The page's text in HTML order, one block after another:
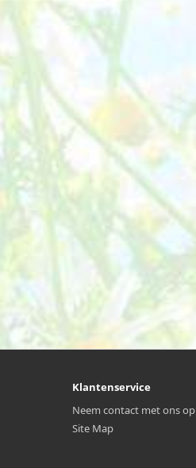
Klantenservice
Neem contact met ons op
Site Map